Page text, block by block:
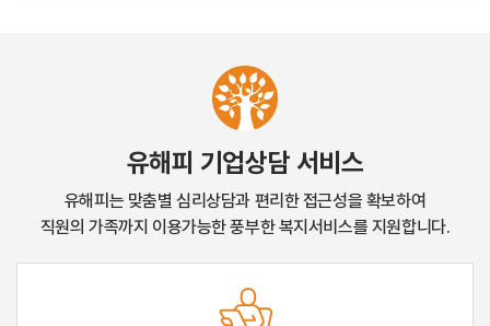
유해피 기업상담 서비스
유해피는 맞춤별 심리상담과 편리한 접근성을 확보하여
직원의 가족까지 이용가능한 풍부한 복지서비스를 지원합니다.